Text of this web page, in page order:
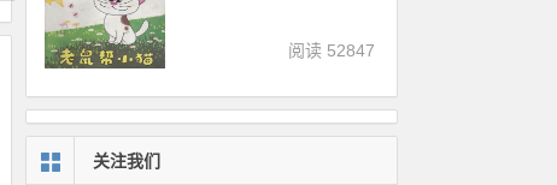
阅读 52847
关注我们